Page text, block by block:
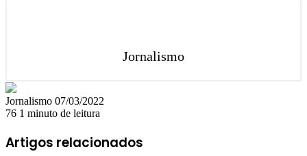
Jornalismo
Jornalismo Mande
um
mail
07/03/2022
76 1 minuto de leitura
Artigos relacionados